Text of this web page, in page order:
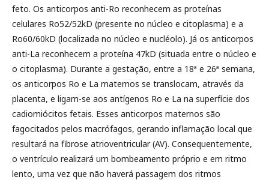
feto. Os anticorpos anti-Ro reconhecem as proteínas
celulares Ro52/52kD (presente no núcleo e citoplasma) e a
Ro60/60kD (localizada no núcleo e nucléolo). Já os anticorpos
anti-La reconhecem a proteína 47kD (situada entre o núcleo e
o citoplasma). Durante a gestação, entre a 18ª e 26ª semana,
os anticorpos Ro e La maternos se translocam, através da
placenta, e ligam-se aos antígenos Ro e La na superfície dos
cadiomiócitos fetais. Esses anticorpos maternos são
fagocitados pelos macrófagos, gerando inflamação local que
resultará na fibrose atrioventricular (AV). Consequentemente,
o ventrículo realizará um bombeamento próprio e em ritmo
lento, uma vez que não haverá passagem dos ritmos